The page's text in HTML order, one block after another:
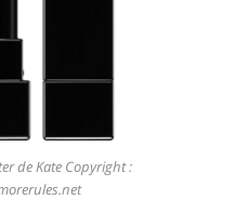
de Kate Copyright :